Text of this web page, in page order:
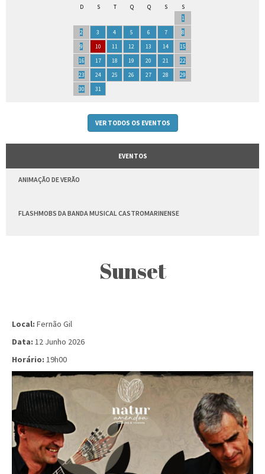
D S T Q Q S
S
1
2
3 4 5 6 7
8
9
10 11 12 13 14
15
16
17 18 19 20 21
22
23
24 25 26 27 28
29
30
31
VER TODOS OS EVENTOS
EVENTOS
ANIMAÇÃO DE VERÃO
FLASHMOBS DA BANDA MUSICAL CASTROMARINENSE
Sunset
Local: Fernão Gil
Data: 12 Junho 2026
Horário: 19h00